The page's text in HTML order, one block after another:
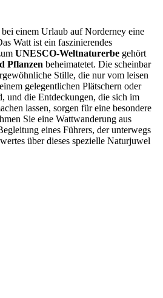
einem Urlaub auf Norderney eine
Watt ist ein faszinierendes
UNESCO-Weltnaturerbe gehört
Pflanzen beheimatetet. Die scheinbar
Stille, die nur vom leisen
gelegentlichen Plätschern oder
und die Entdeckungen, die sich im
lassen, sorgen für eine besondere
Sie eine Wattwanderung aus
eines Führers, der unterwegs
über dieses spezielle Naturjuwel